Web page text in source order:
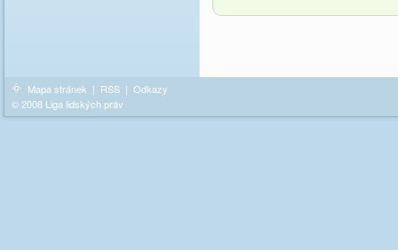
Mapa stránek | RSS | Odkazy
© 2008 Liga lidských práv